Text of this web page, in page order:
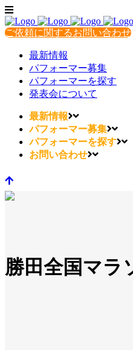
ご依頼に関するお問い合わせ
最新情報
パフォーマー募集
パフォーマーを探す
発表会について
最新情報
パフォーマー募集
パフォーマーを探す
お問い合わせ
勝田全国マラ